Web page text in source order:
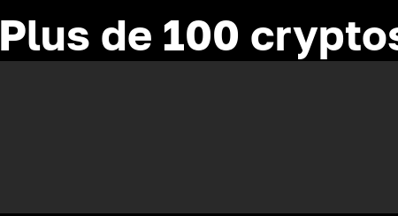
Plus de 100